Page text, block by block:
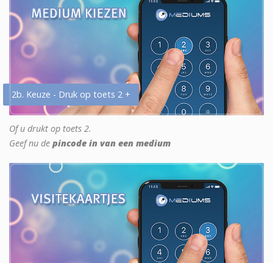
2b. Keuze - Druk op toets 2 +
Of u drukt op toets 2.
Geef nu de pincode in van een medium